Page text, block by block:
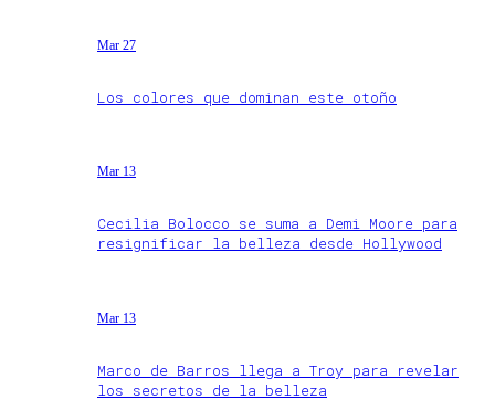
Mar 27
Los colores que dominan este otoño
Mar 13
Cecilia Bolocco se suma a Demi Moore para
resignificar la belleza desde Hollywood
Mar 13
Marco de Barros llega a Troy para revelar
los secretos de la belleza